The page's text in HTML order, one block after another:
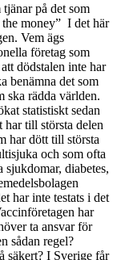
på det som
money” I det här
Vem ägs
företag som
dödstalen inte har
benämna det som
ska rädda världen.
statistiskt sedan
har till största delen
har dött till största
och som ofta
diabetes,
har inte testats i det
har
ta ansvar för
sådan regel?
säkert? I Sverige får